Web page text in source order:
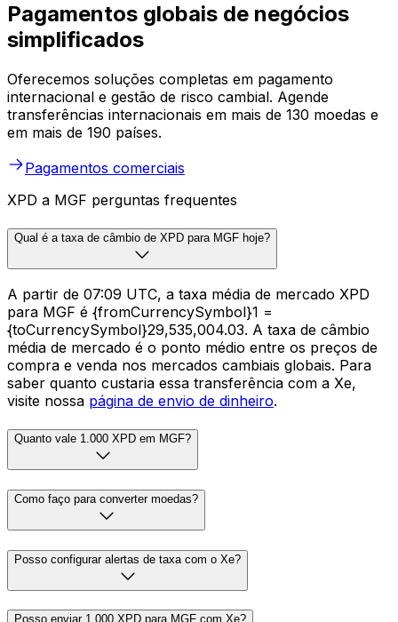
Pagamentos globais de negócios
simplificados
Oferecemos soluções completas em pagamento
internacional e gestão de risco cambial. Agende
transferências internacionais em mais de 130 moedas e
em mais de 190 países.
Pagamentos comerciais
XPD a MGF perguntas frequentes
Qual é a taxa de câmbio de XPD para MGF hoje?
A partir de 07:09 UTC, a taxa média de mercado XPD
para MGF é {fromCurrencySymbol}1 =
{toCurrencySymbol}29,535,004.03. A taxa de câmbio
média de mercado é o ponto médio entre os preços de
compra e venda nos mercados cambiais globais. Para
saber quanto custaria essa transferência com a Xe,
visite nossa página de envio de dinheiro.
Quanto vale 1.000 XPD em MGF?
Como faço para converter moedas?
Posso configurar alertas de taxa com o Xe?
Posso enviar 1.000 XPD para MGF com Xe?